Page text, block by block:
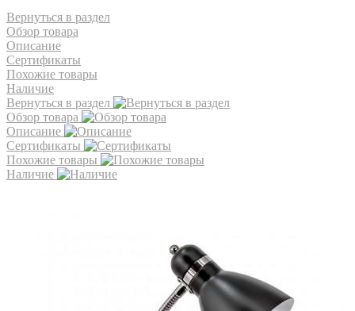
Вернуться в раздел
Обзор товара
Описание
Сертификаты
Похожие товары
Наличие
Вернуться в раздел
Обзор товара
Описание
Сертификаты
Похожие товары
Наличие